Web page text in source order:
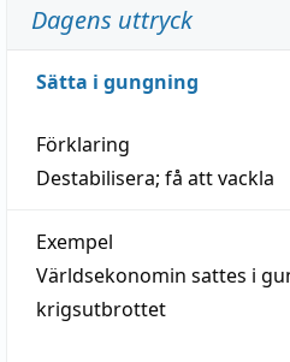
Dagens uttryck
Sätta i gungning
Förklaring
Destabilisera; få att vackla
Exempel
Världsekonomin sattes i
krigsutbrottet